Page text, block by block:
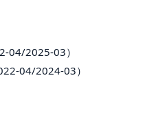
04/2025-03）
04/2024-03）